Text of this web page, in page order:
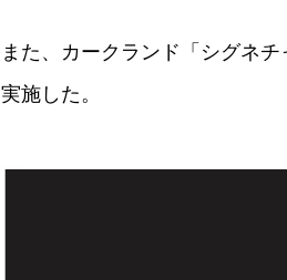
また、カークランド「シグネ
実施した。